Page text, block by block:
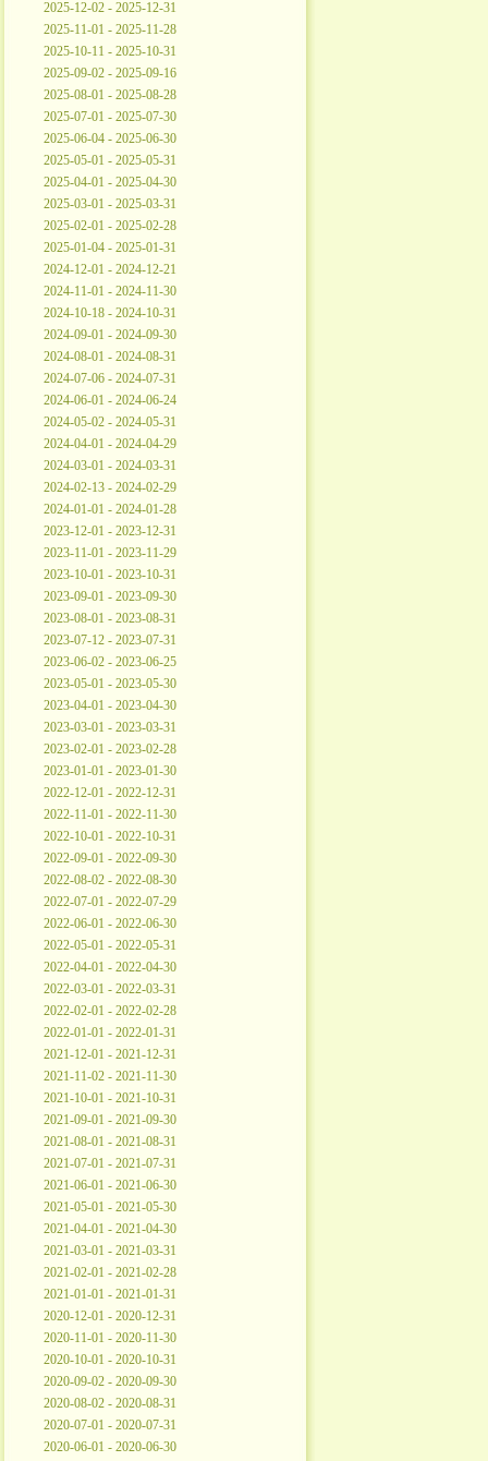
2025-12-02 - 2025-12-31
2025-11-01 - 2025-11-28
2025-10-11 - 2025-10-31
2025-09-02 - 2025-09-16
2025-08-01 - 2025-08-28
2025-07-01 - 2025-07-30
2025-06-04 - 2025-06-30
2025-05-01 - 2025-05-31
2025-04-01 - 2025-04-30
2025-03-01 - 2025-03-31
2025-02-01 - 2025-02-28
2025-01-04 - 2025-01-31
2024-12-01 - 2024-12-21
2024-11-01 - 2024-11-30
2024-10-18 - 2024-10-31
2024-09-01 - 2024-09-30
2024-08-01 - 2024-08-31
2024-07-06 - 2024-07-31
2024-06-01 - 2024-06-24
2024-05-02 - 2024-05-31
2024-04-01 - 2024-04-29
2024-03-01 - 2024-03-31
2024-02-13 - 2024-02-29
2024-01-01 - 2024-01-28
2023-12-01 - 2023-12-31
2023-11-01 - 2023-11-29
2023-10-01 - 2023-10-31
2023-09-01 - 2023-09-30
2023-08-01 - 2023-08-31
2023-07-12 - 2023-07-31
2023-06-02 - 2023-06-25
2023-05-01 - 2023-05-30
2023-04-01 - 2023-04-30
2023-03-01 - 2023-03-31
2023-02-01 - 2023-02-28
2023-01-01 - 2023-01-30
2022-12-01 - 2022-12-31
2022-11-01 - 2022-11-30
2022-10-01 - 2022-10-31
2022-09-01 - 2022-09-30
2022-08-02 - 2022-08-30
2022-07-01 - 2022-07-29
2022-06-01 - 2022-06-30
2022-05-01 - 2022-05-31
2022-04-01 - 2022-04-30
2022-03-01 - 2022-03-31
2022-02-01 - 2022-02-28
2022-01-01 - 2022-01-31
2021-12-01 - 2021-12-31
2021-11-02 - 2021-11-30
2021-10-01 - 2021-10-31
2021-09-01 - 2021-09-30
2021-08-01 - 2021-08-31
2021-07-01 - 2021-07-31
2021-06-01 - 2021-06-30
2021-05-01 - 2021-05-30
2021-04-01 - 2021-04-30
2021-03-01 - 2021-03-31
2021-02-01 - 2021-02-28
2021-01-01 - 2021-01-31
2020-12-01 - 2020-12-31
2020-11-01 - 2020-11-30
2020-10-01 - 2020-10-31
2020-09-02 - 2020-09-30
2020-08-02 - 2020-08-31
2020-07-01 - 2020-07-31
2020-06-01 - 2020-06-30